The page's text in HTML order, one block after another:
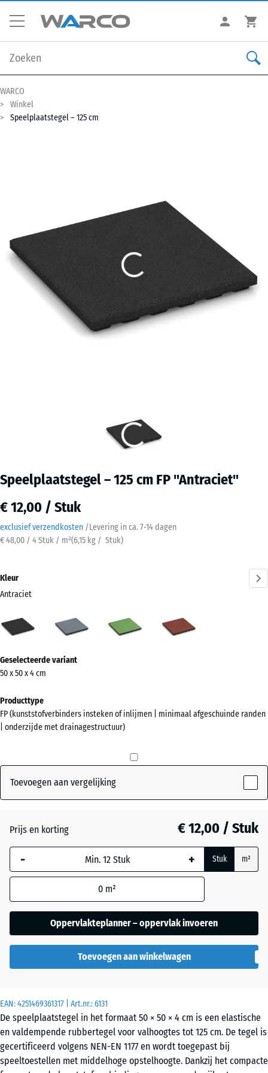
WARCO
Winkel
Speelplaatstegel – 125 cm
Speelplaatstegel – 125 cm FP "Antraciet"
€ 12,00 / Stuk
exclusief verzendkosten /Levering in ca. 7-14 dagen
€ 48,00 / 4 Stuk / m²(6,15 kg / Stuk)
EAN:4251469361317 | Art.nr.:6131
De speelplaatstegel in het formaat 50 × 50 × 4 cm is een elastische
en valdempende rubbertegel voor valhoogtes tot 125 cm. De tegel is
gecertificeerd volgens NEN-EN 1177 en wordt toegepast bij
speeltoestellen met middelhoge opstelhoogte. Dankzij het compacte
Kleur
Antraciet
(active)
Grafietgrijs Lindegroen
informatie
over
kleuren?
Kleurenpalet
(active)
Lindegroen + € 0,40
Tomatenrood
Geselecteerde variant
50 x 50 x 4 cm
Producttype
FP (kunststofverbinders insteken of inlijmen | minimaal afgeschuinde randen
| onderzijde met drainagestructuur)
Toevoegen aan vergelijking
Prijs en korting € 12,00 / Stuk
- + Stuk m²
0 m²
Oppervlakteplanner – oppervlak invoeren
Toevoegen aan winkelwagen